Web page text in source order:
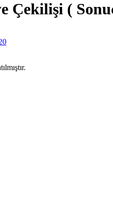
Çekilişi (